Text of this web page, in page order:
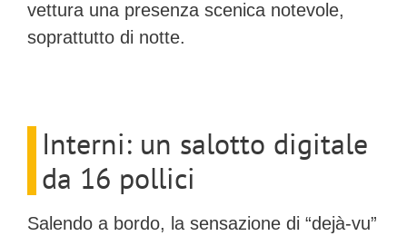
vettura una presenza scenica notevole,
soprattutto di notte.
Interni: un salotto digitale
da 16 pollici
Salendo a bordo, la sensazione di “dejà-vu”